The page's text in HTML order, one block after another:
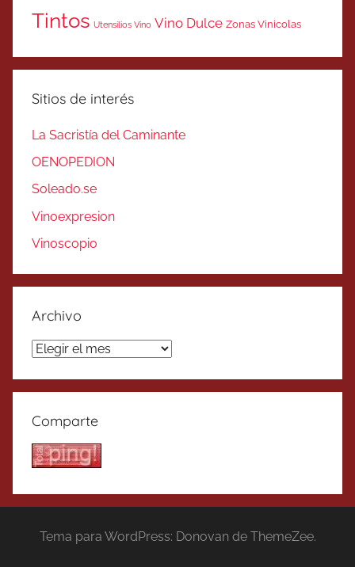
Tintos Utensilios Vino Vino Dulce Zonas Vinicolas
Sitios de interés
La Sacristía del Caminante
OENOPEDION
Soleado.se
Vinoexpresion
Vinoscopio
Archivo
Archivo
Comparte
Tema para WordPress: Donovan de ThemeZee.